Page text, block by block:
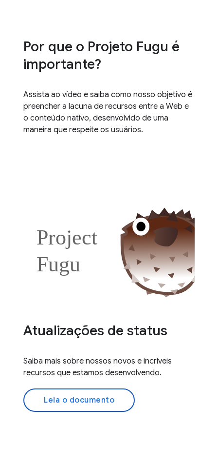
Por que o Projeto Fugu é
importante?
Assista ao vídeo e saiba como nosso objetivo é
preencher a lacuna de recursos entre a Web e
o conteúdo nativo, desenvolvido de uma
maneira que respeite os usuários.
Atualizações de status
Saiba mais sobre nossos novos e incríveis
recursos que estamos desenvolvendo.
Leia o documento